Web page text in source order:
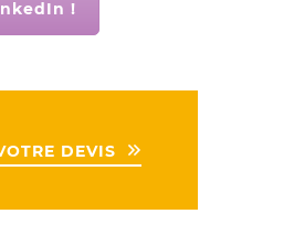
!
DEVIS